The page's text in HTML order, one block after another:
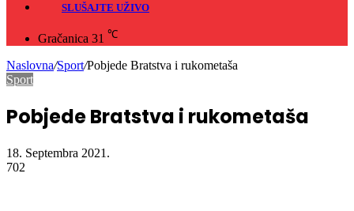
SLUŠAJTE UŽIVO
Gračanica 31 ℃
Naslovna/Sport/Pobjede Bratstva i rukometaša
Sport
Pobjede Bratstva i rukometaša
18. Septembra 2021.
702